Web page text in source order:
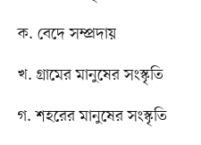
ক. বেদে সম্প্রদায়
খ. গ্রামের মানুষের সংস্কৃতি
গ. শহরের মানুষের সংস্কৃতি